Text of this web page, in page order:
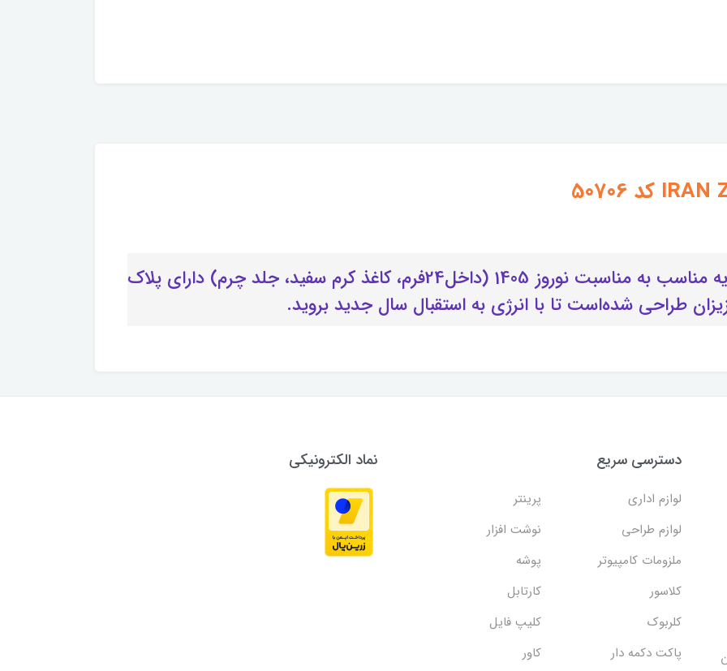
این سررسید بسیار شیک یک هدیه مناسب به مناسبت نوروز 1405 (داخل24فرم، کاغذ کرم سفید، جلد چرم) دارای پلاک
دسترسی سریع
لوازم اداری
پرینتر
لوازم طراحی
نوشت افزار
ملزومات کامپیوتر
پوشه
کلاسور
کارتابل
کلربوک
کلیپ فایل
پاکت دکمه دار
کاور
نماد الکترونیکی